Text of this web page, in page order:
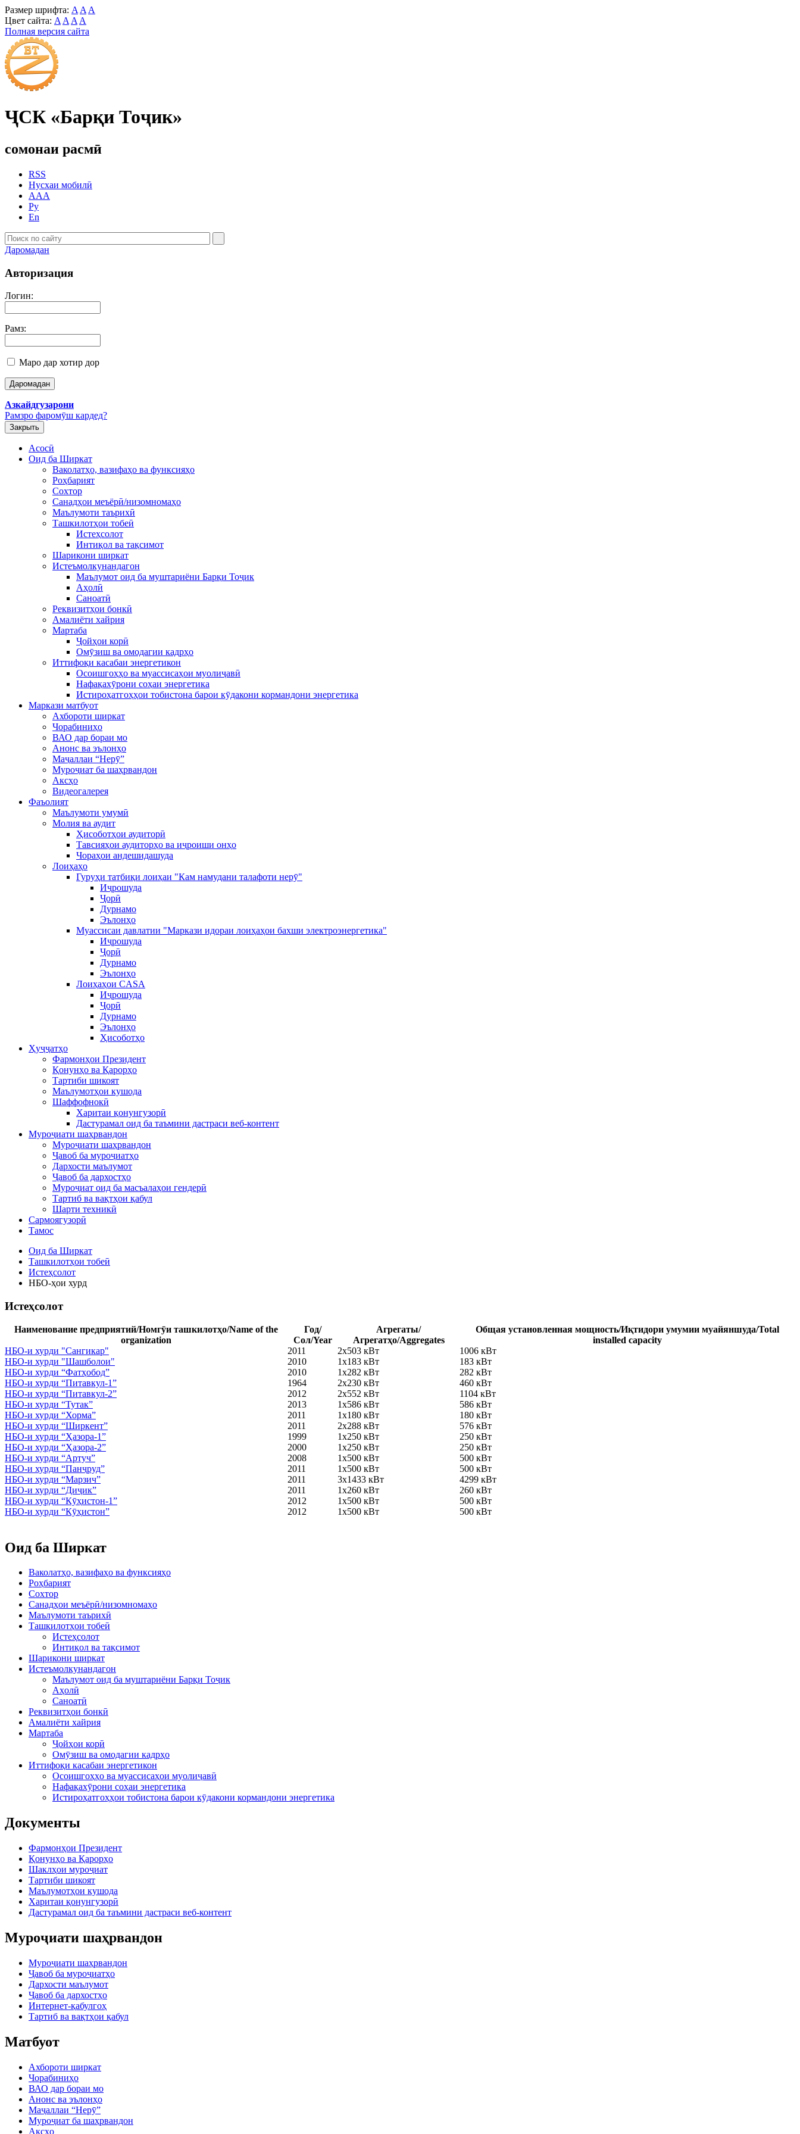
Размер шрифта: A A A
Цвет сайта: A A A A
Полная версия сайта
ҶСК «Барқи Тоҷик»
сомонаи расмӣ
RSS
Нусхаи мобилӣ
AAA
Ру
En
Даромадан
Авторизация
Логин:
Рамз:
Маро дар хотир дор
Азкайдгузарони
Рамзро фаромӯш кардед?
Закрыть
Асосӣ
Оид ба Ширкат
Ваколатҳо, вазифаҳо ва функсияҳо
Роҳбарият
Сохтор
Санадҳои меъёрӣ/низомномаҳо
Маълумоти таърихӣ
Ташкилотҳои тобеӣ
Истеҳсолот
Интиқол ва тақсимот
Шарикони ширкат
Истеъмолкунандагон
Маълумот оид ба муштариёни Барқи Тоҷик
Аҳолӣ
Саноатӣ
Реквизитҳои бонкӣ
Амалиёти хайрия
Мартаба
Ҷойҳои корӣ
Омӯзиш ва омодагии кадрҳо
Иттифоқи касабаи энергетикон
Осоишгоҳҳо ва муассисаҳои муолиҷавӣ
Нафақахӯрони соҳаи энергетика
Истироҳатгоҳҳои тобистона барои кӯдакони кормандони энергетика
Маркази матбуот
Ахбороти ширкат
Чорабиниҳо
ВАО дар бораи мо
Анонс ва эълонҳо
Маҷаллаи “Нерӯ”
Муроҷиат ба шаҳрвандон
Аксҳо
Видеогалерея
Фаъолият
Маълумоти умумӣ
Молия ва аудит
Ҳисоботҳои аудиторӣ
Тавсияҳои аудиторҳо ва иҷроиши онҳо
Чораҳои андешидашуда
Лоиҳаҳо
Гуруҳи татбиқи лоиҳаи "Кам намудани талафоти нерӯ"
Иҷрошуда
Ҷорӣ
Дурнамо
Эълонҳо
Муассисаи давлатии "Маркази идораи лоиҳаҳои бахши электроэнергетика"
Иҷрошуда
Ҷорӣ
Дурнамо
Эълонҳо
Лоиҳаҳои CASA
Иҷрошуда
Ҷорӣ
Дурнамо
Эълонҳо
Ҳисоботҳо
Ҳуҷҷатҳо
Фармонҳои Президент
Қонунҳо ва Қарорҳо
Тартиби шикоят
Маълумотҳои кушода
Шаффофнокӣ
Харитаи қонунгузорӣ
Дастурамал оид ба таъмини дастраси веб-контент
Муроҷиати шаҳрвандон
Муроҷиати шаҳрвандон
Ҷавоб ба муроҷиатҳо
Дархости маълумот
Ҷавоб ба дархостҳо
Муроҷиат оид ба масъалаҳои гендерӣ
Тартиб ва вақтҳои қабул
Шарти техникӣ
Сармоягузорӣ
Тамос
Оид ба Ширкат
Ташкилотҳои тобеӣ
Истеҳсолот
НБО-ҳои хурд
Истеҳсолот
Наименование предприятий/Номгӯи ташкилотҳо/Name of the
organization
Год/
Сол/Year
Агрегаты/
Агрегатҳо/Aggregates
Общая установленная мощность/Иқтидори умумии муайяншуда/Total
installed capacity
НБО-и хурди "Сангикар"
2011 2x503 кВт
1006 кВт
НБО-и хурди "Шашболои"
2010 1х183 кВт
183 кВт
НБО-и хурди “Фатҳобод”
2010 1х282 кВт
282 кВт
НБО-и хурди “Питавкул-1”
1964 2х230 кВт
460 кВт
НБО-и хурди “Питавкул-2”
2012 2х552 кВт
1104 кВт
НБО-и хурди “Тутак”
2013 1х586 кВт
586 кВт
НБО-и хурди “Хорма”
2011 1х180 кВт
180 кВт
НБО-и хурди “Ширкент”
2011 2х288 кВт
576 кВт
НБО-и хурди “Ҳазора-1”
1999 1х250 кВт
250 кВт
НБО-и хурди “Ҳазора-2”
2000 1х250 кВт
250 кВт
НБО-и хурди “Артуч”
2008 1х500 кВт
500 кВт
НБО-и хурди “Панҷруд”
2011 1х500 кВт
500 кВт
НБО-и хурди “Марзич”
2011 3х1433 кВт
4299 кВт
НБО-и хурди “Диҷик”
2011 1х260 кВт
260 кВт
НБО-и хурди “Кӯҳистон-1”
2012 1х500 кВт
500 кВт
НБО-и хурди “Кӯҳистон”
2012 1х500 кВт 500 кВт
Оид ба Ширкат
Ваколатҳо, вазифаҳо ва функсияҳо
Роҳбарият
Сохтор
Санадҳои меъёрӣ/низомномаҳо
Маълумоти таърихӣ
Ташкилотҳои тобеӣ
Истеҳсолот
Интиқол ва тақсимот
Шарикони ширкат
Истеъмолкунандагон
Маълумот оид ба муштариёни Барқи Тоҷик
Аҳолӣ
Саноатӣ
Реквизитҳои бонкӣ
Амалиёти хайрия
Мартаба
Ҷойҳои корӣ
Омӯзиш ва омодагии кадрҳо
Иттифоқи касабаи энергетикон
Осоишгоҳҳо ва муассисаҳои муолиҷавӣ
Нафақахӯрони соҳаи энергетика
Истироҳатгоҳҳои тобистона барои кӯдакони кормандони энергетика
Документы
Фармонҳои Президент
Қонунҳо ва Қарорҳо
Шаклҳои муроҷиат
Тартиби шикоят
Маълумотҳои кушода
Харитаи қонунгузорӣ
Дастурамал оид ба таъмини дастраси веб-контент
Муроҷиати шаҳрвандон
Муроҷиати шаҳрвандон
Ҷавоб ба муроҷиатҳо
Дархости маълумот
Ҷавоб ба дархостҳо
Интернет-қабулгоҳ
Тартиб ва вақтҳои қабул
Матбуот
Ахбороти ширкат
Чорабиниҳо
ВАО дар бораи мо
Анонс ва эълонҳо
Маҷаллаи “Нерӯ”
Муроҷиат ба шаҳрвандон
Аксҳо